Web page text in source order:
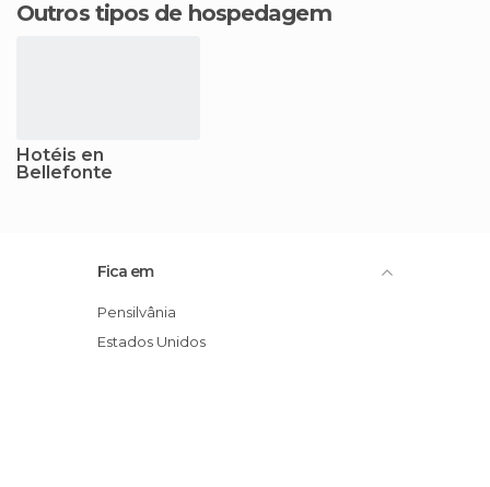
Outros tipos de hospedagem
Hotéis en
Bellefonte
Fica em
Pensilvânia
Estados Unidos